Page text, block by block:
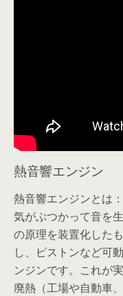
熱音響エンジン
熱音響エンジンとは
気がぶつかって音を
の原理を装置化した
し、ピストンなど可
ンジンです。これが
廃熱（工場や自動車